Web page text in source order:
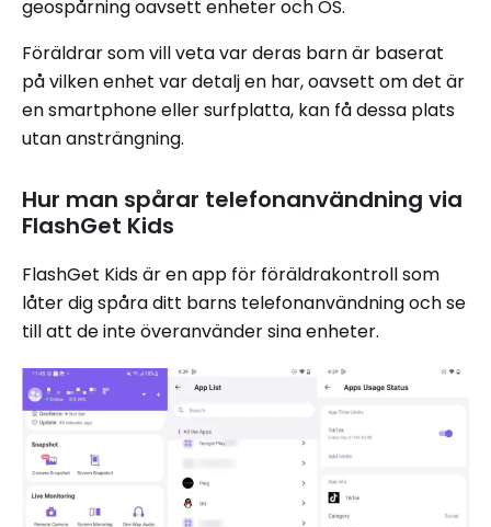
geospårning oavsett enheter och OS.
Föräldrar som vill veta var deras barn är baserat
på vilken enhet var detalj en har, oavsett om det är
en smartphone eller surfplatta, kan få dessa plats
utan ansträngning.
Hur man spårar telefonanvändning via
FlashGet Kids
FlashGet Kids är en app för föräldrakontroll som
låter dig spåra ditt barns telefonanvändning och se
till att de inte överanvänder sina enheter.